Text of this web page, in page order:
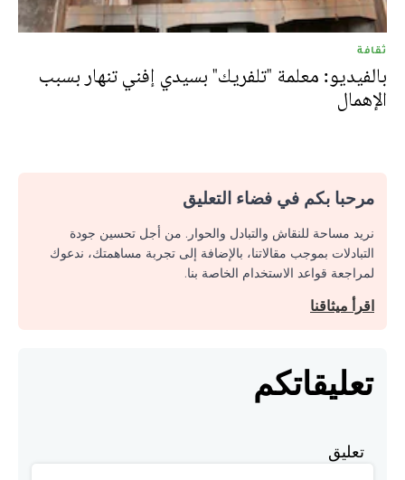
ثقافة
بالفيديو: معلمة "تلفريك" بسيدي إفني تنهار بسبب
الإهمال
مرحبا بكم في فضاء التعليق
نريد مساحة للنقاش والتبادل والحوار. من أجل تحسين جودة
التبادلات بموجب مقالاتنا، بالإضافة إلى تجربة مساهمتك، ندعوك
لمراجعة قواعد الاستخدام الخاصة بنا.
اقرأ ميثاقنا
تعليقاتكم
تعليق